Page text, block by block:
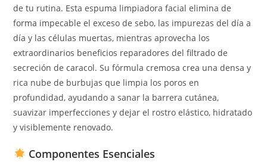
de tu rutina. Esta espuma limpiadora facial elimina de
forma impecable el exceso de sebo, las impurezas del día a
día y las células muertas, mientras aprovecha los
extraordinarios beneficios reparadores del filtrado de
secreción de caracol. Su fórmula cremosa crea una densa y
rica nube de burbujas que limpia los poros en
profundidad, ayudando a sanar la barrera cutánea,
suavizar imperfecciones y dejar el rostro elástico, hidratado
y visiblemente renovado.
Componentes Esenciales